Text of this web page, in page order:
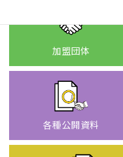
加盟団体
各種公開資料